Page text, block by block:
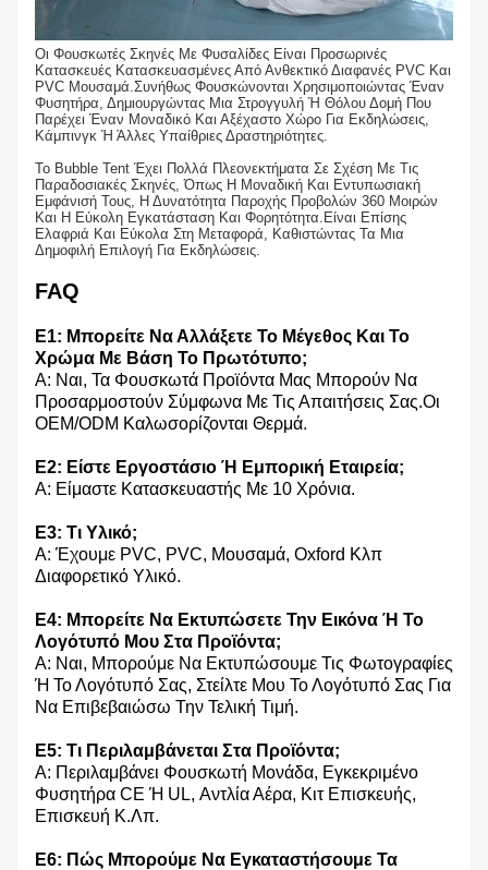
Οι Φουσκωτές Σκηνές Με Φυσαλίδες Είναι Προσωρινές
Κατασκευές Κατασκευασμένες Από Ανθεκτικό Διαφανές PVC Και
PVC Μουσαμά.Συνήθως Φουσκώνονται Χρησιμοποιώντας Έναν
Φυσητήρα, Δημιουργώντας Μια Στρογγυλή Ή Θόλου Δομή Που
Παρέχει Έναν Μοναδικό Και Αξέχαστο Χώρο Για Εκδηλώσεις,
Κάμπινγκ Ή Άλλες Υπαίθριες Δραστηριότητες.
Το Bubble Tent Έχει Πολλά Πλεονεκτήματα Σε Σχέση Με Τις
Παραδοσιακές Σκηνές, Όπως Η Μοναδική Και Εντυπωσιακή
Εμφάνισή Τους, Η Δυνατότητα Παροχής Προβολών 360 Μοιρών
Και Η Εύκολη Εγκατάσταση Και Φορητότητα.Είναι Επίσης
Ελαφριά Και Εύκολα Στη Μεταφορά, Καθιστώντας Τα Μια
Δημοφιλή Επιλογή Για Εκδηλώσεις.
FAQ
Ε1: Μπορείτε Να Αλλάξετε Το Μέγεθος Και Το
Χρώμα Με Βάση Το Πρωτότυπο;
Α: Ναι, Τα Φουσκωτά Προϊόντα Μας Μπορούν Να
Προσαρμοστούν Σύμφωνα Με Τις Απαιτήσεις Σας.Οι
OEM/ODM Καλωσορίζονται Θερμά.
Ε2: Είστε Εργοστάσιο Ή Εμπορική Εταιρεία;
Α: Είμαστε Κατασκευαστής Με 10 Χρόνια.
Ε3: Τι Υλικό;
Α: Έχουμε PVC, PVC, Μουσαμά, Oxford Κλπ
Διαφορετικό Υλικό.
Ε4: Μπορείτε Να Εκτυπώσετε Την Εικόνα Ή Το
Λογότυπό Μου Στα Προϊόντα;
Α: Ναι, Μπορούμε Να Εκτυπώσουμε Τις Φωτογραφίες
Ή Το Λογότυπό Σας, Στείλτε Μου Το Λογότυπό Σας Για
Να Επιβεβαιώσω Την Τελική Τιμή.
Ε5: Τι Περιλαμβάνεται Στα Προϊόντα;
Α: Περιλαμβάνει Φουσκωτή Μονάδα, Εγκεκριμένο
Φυσητήρα CE Ή UL, Αντλία Αέρα, Κιτ Επισκευής,
Επισκευή Κ.λπ.
Ε6: Πώς Μπορούμε Να Εγκαταστήσουμε Τα